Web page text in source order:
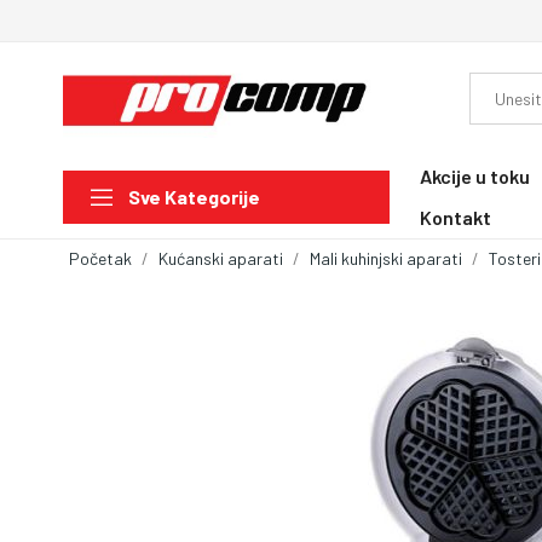
Sve Kategorije
Akcije u toku
Kontakt
Početak Kućanski aparati Mali kuhinjski aparati